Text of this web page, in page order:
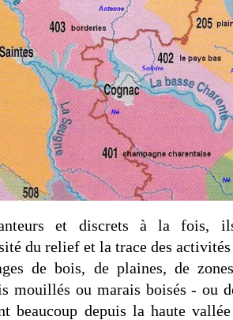
et discrets à la fois,
du relief et la trace des
de bois, de plaines, de
mouillés ou marais boisés - ou
beaucoup depuis la haute